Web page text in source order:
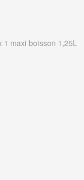
1 maxi boisson 1,25L